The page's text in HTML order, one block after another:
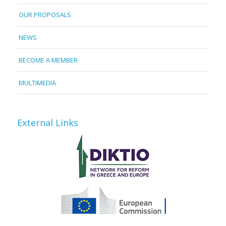
OUR PROPOSALS
NEWS
BECOME A MEMBER
MULTIMEDIA
External Links